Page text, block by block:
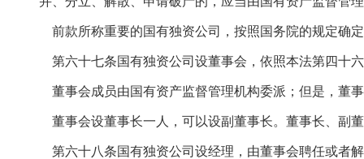
前款所称重要的国有独资公司，按照国务院的规定确
第六十七条国有独资公司设董事会，依照本法第四十
董事会成员由国有资产监督管理机构委派；但是，董
董事会设董事长一人，可以设副董事长。董事长、副
第六十八条国有独资公司设经理，由董事会聘任或者